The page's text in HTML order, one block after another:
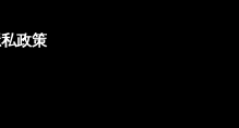
政策